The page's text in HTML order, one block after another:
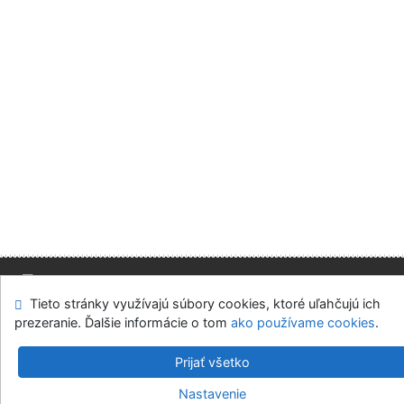
Mapa stránok Prístupnosť
Súkromie
Modul OpenSearch
Napíšte nám Nastavenie cookies
Slovenská ekonomická knižnica EU v Bratislave
v.4.8.63a-Cosmotron Slovakia, s.r.o.
Tieto stránky využívajú súbory cookies, ktoré uľahčujú ich
prezeranie. Ďalšie informácie o tom ako používame cookies.
Prijať všetko
Nastavenie